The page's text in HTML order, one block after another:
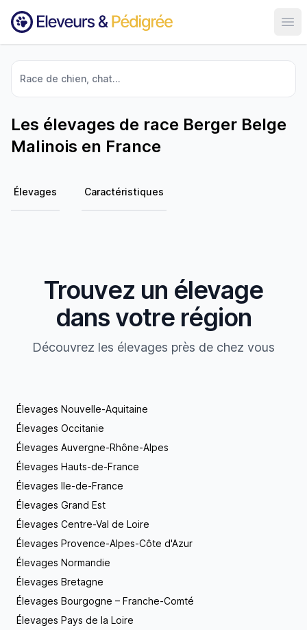
Race de chien, chat...
Les élevages de race Berger Belge
Malinois en France
Élevages Caractéristiques
Trouvez un élevage
dans votre région
Découvrez les élevages près de chez vous
Élevages Nouvelle-Aquitaine
Élevages Occitanie
Élevages Auvergne-Rhône-Alpes
Élevages Hauts-de-France
Élevages Ile-de-France
Élevages Grand Est
Élevages Centre-Val de Loire
Élevages Provence-Alpes-Côte d'Azur
Élevages Normandie
Élevages Bretagne
Élevages Bourgogne – Franche-Comté
Élevages Pays de la Loire